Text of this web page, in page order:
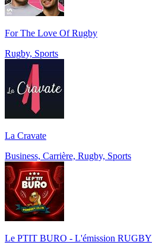
For The Love Of Rugby
Rugby, Sports
La Cravate
Business, Carrière, Rugby, Sports
Le PTIT BURO - L'émission RUGBY